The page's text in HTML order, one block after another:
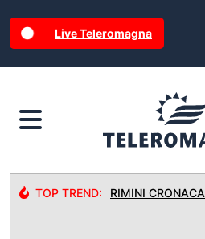
Live Teleromagna
TOP TREND: RIMINI CRONACA